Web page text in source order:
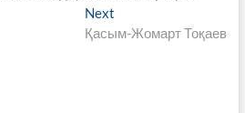
Next
post:
Қасым-Жомарт Тоқаев